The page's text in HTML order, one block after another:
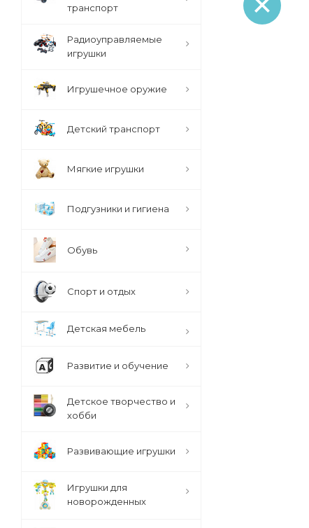
транспорт
Радиоуправляемые
игрушки
Игрушечное оружие
Детский транспорт
Мягкие игрушки
Подгузники и гигиена
Обувь
Спорт и отдых
Детская мебель
Развитие и обучение
Детское творчество и
хобби
Развивающие игрушки
Игрушки для
новорожденных